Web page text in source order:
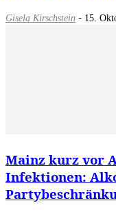
Gisela Kirschstein - 15.
Mainz kurz vor
Infektionen: